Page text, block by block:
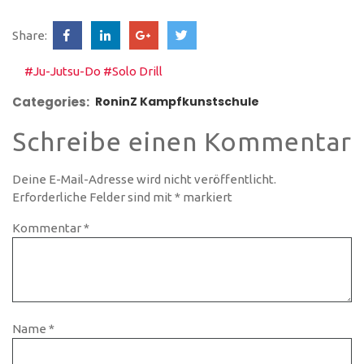
www.roninz.de | Tel.:
0751.270.889.42 Abonnier
unseren RoninZ Newsletter Was
ist neu auf RoninZ auf You Tube
Share:
#Ju-Jutsu-Do #Solo Drill
Categories: RoninZ Kampfkunstschule
Schreibe einen Kommentar
Deine E-Mail-Adresse wird nicht veröffentlicht.
Erforderliche Felder sind mit * markiert
Kommentar*
Name *